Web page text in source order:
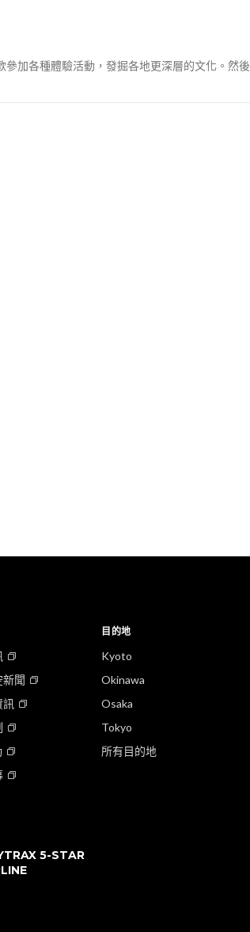
加各種體驗活動，發掘各地更深層的文化。然後
新聞
目的地
Kyoto
Okinawa
Osaka
Tokyo
所有目的地
5-STAR